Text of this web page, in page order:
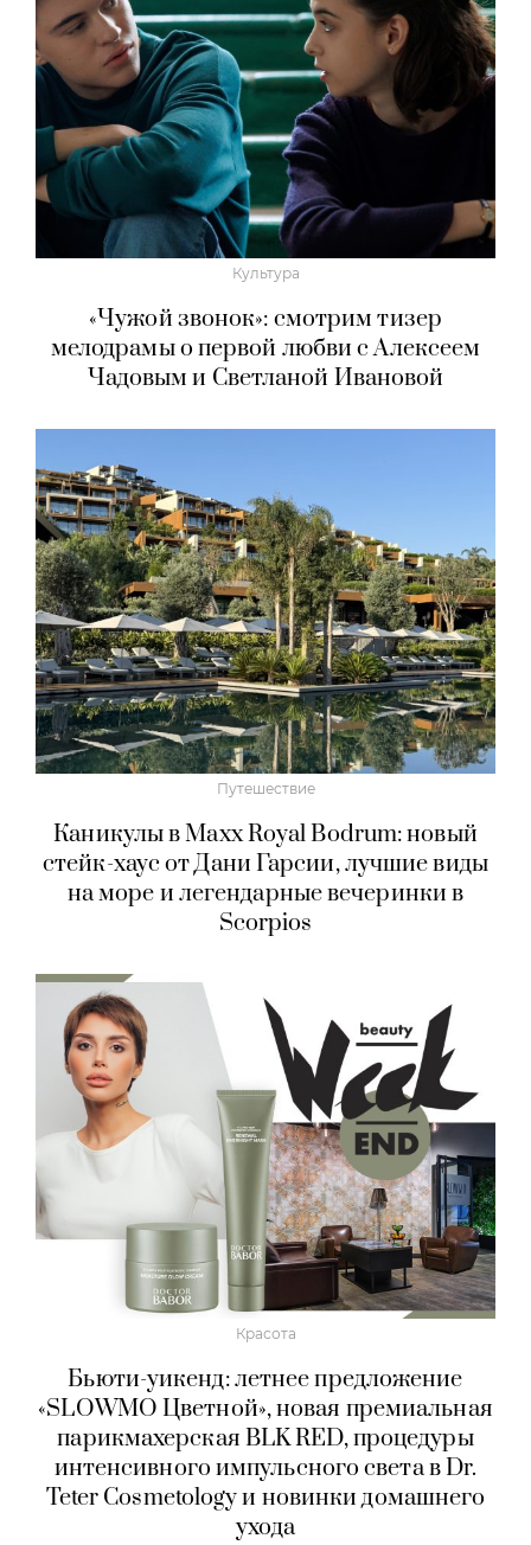
Культура
«Чужой звонок»: смотрим тизер
мелодрамы о первой любви с Алексеем
Чадовым и Светланой Ивановой
Путешествие
Каникулы в Maxx Royal Bodrum: новый
стейк-хаус от Дани Гарсии, лучшие виды
на море и легендарные вечеринки в
Scorpios
Красота
Бьюти-уикенд: летнее предложение
«SLOWMO Цветной», новая премиальная
парикмахерская BLK RED, процедуры
интенсивного импульсного света в Dr.
Teter Cosmetology и новинки домашнего
ухода